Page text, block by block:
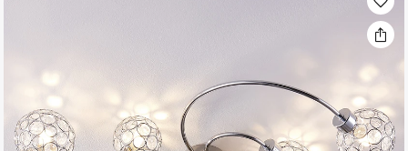
galleria
immagini